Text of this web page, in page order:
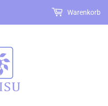
Warenkorb